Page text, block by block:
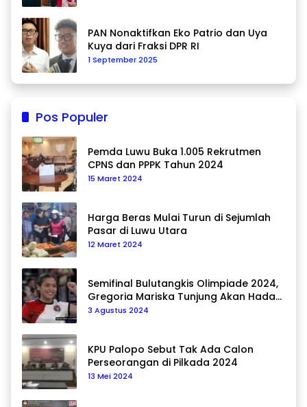
PAN Nonaktifkan Eko Patrio dan Uya
Kuya dari Fraksi DPR RI
1 September 2025
Pos Populer
Pemda Luwu Buka 1.005 Rekrutmen
CPNS dan PPPK Tahun 2024
15 Maret 2024
Harga Beras Mulai Turun di Sejumlah
Pasar di Luwu Utara
12 Maret 2024
Semifinal Bulutangkis Olimpiade 2024,
Gregoria Mariska Tunjung Akan Hadapi
Pemain Asal Korea Selatan
3 Agustus 2024
KPU Palopo Sebut Tak Ada Calon
Perseorangan di Pilkada 2024
13 Mei 2024